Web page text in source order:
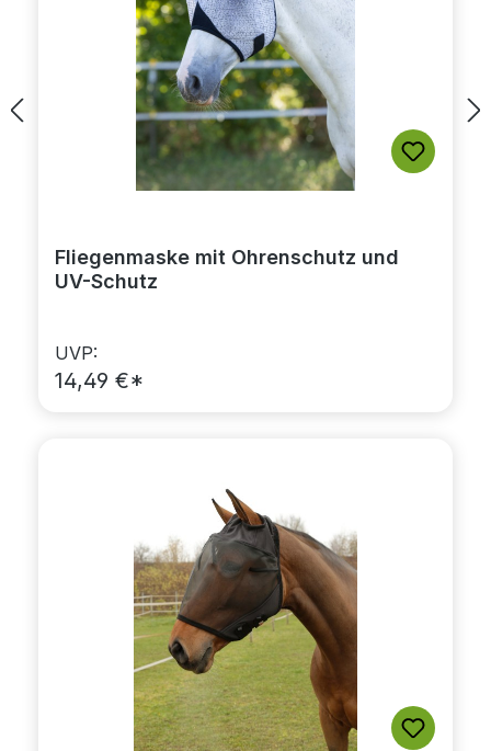
Fliegenmaske mit Ohrenschutz und
UV-Schutz
UVP:
14,49 €*